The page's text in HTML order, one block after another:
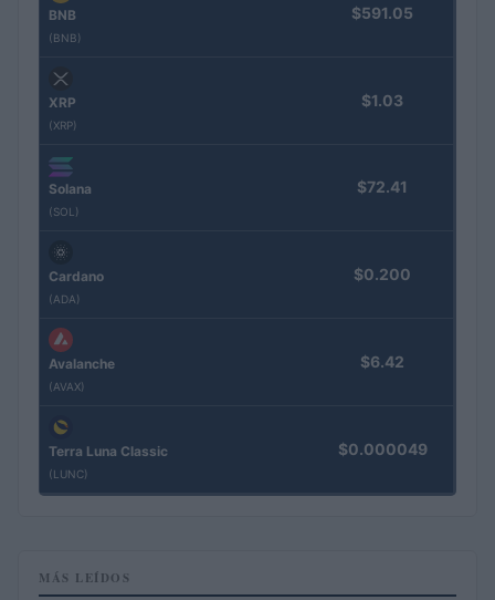
BNB
(BNB)
$591.05
XRP
(XRP)
$1.03
Solana
(SOL)
$72.41
Cardano
(ADA)
$0.200
Avalanche
(AVAX)
$6.42
Terra Luna Classic
(LUNC)
$0.000049
MÁS LEÍDOS